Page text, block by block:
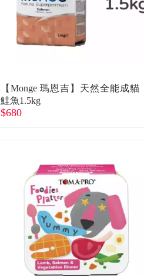
【Monge 瑪恩吉】天然全能成貓
鮭魚1.5kg
$680